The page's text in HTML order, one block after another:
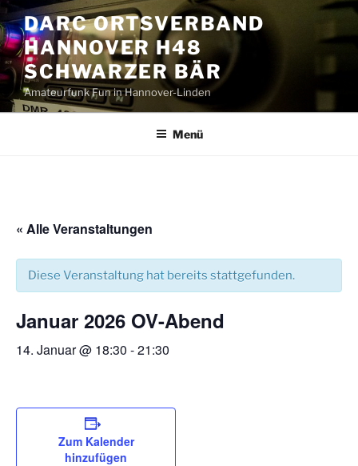
Zum
Inhalt
springen
DARC ORTSVERBAND
HANNOVER H48
SCHWARZER BÄR
Amateurfunk Fun in Hannover-Linden
Menü
« Alle Veranstaltungen
Diese Veranstaltung hat bereits stattgefunden.
Januar 2026 OV-Abend
14. Januar @ 18:30 -21:30
Zum Kalender
hinzufügen